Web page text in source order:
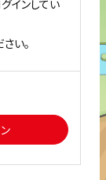
インしてい
い。